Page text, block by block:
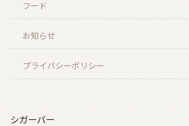
フード
お知らせ
プライバシーポリシー
シガーバー